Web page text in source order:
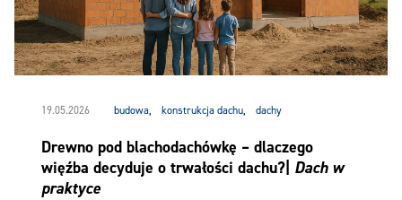
19.05.2026 budowa, konstrukcja dachu, dachy
Drewno pod blachodachówkę – dlaczego
więźba decyduje o trwałości dachu?| Dach w
praktyce